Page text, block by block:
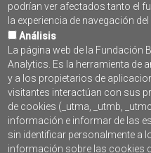
10
11 12
17
18 19
24
31
podrían ver afectados tanto el
la experiencia de navegación
Análisis
La página web de la Fundación
Analytics. Es la herramienta de
y a los propietarios de
visitantes interactúan con sus
de cookies (_utma, _utmb,
información e informar de las
sin identificar personalmente a
información sobre las cookies